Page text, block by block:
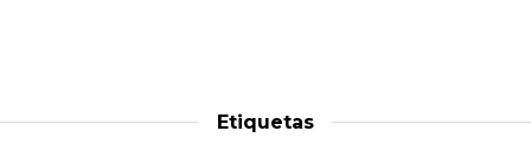
Etiquetas